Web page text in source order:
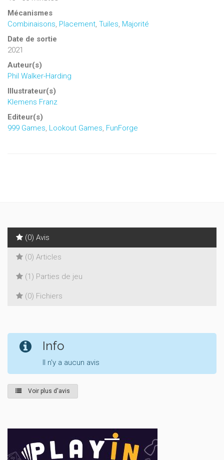
Mécanismes
Combinaisons, Placement, Tuiles, Majorité
Date de sortie
2021
Auteur(s)
Phil Walker-Harding
Illustrateur(s)
Klemens Franz
Editeur(s)
999 Games, Lookout Games, FunForge
(0) Avis
(0) Articles
(1) Parties de jeu
(0) Fichiers
Info
Il n'y a aucun avis
Voir plus d'avis